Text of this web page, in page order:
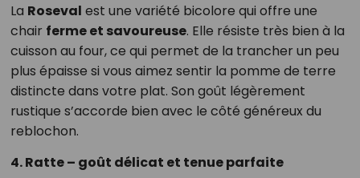
La Roseval est une variété bicolore qui offre une
chair ferme et savoureuse. Elle résiste très bien à la
cuisson au four, ce qui permet de la trancher un peu
plus épaisse si vous aimez sentir la pomme de terre
distincte dans votre plat. Son goût légèrement
rustique s’accorde bien avec le côté généreux du
reblochon.
4. Ratte – goût délicat et tenue parfaite